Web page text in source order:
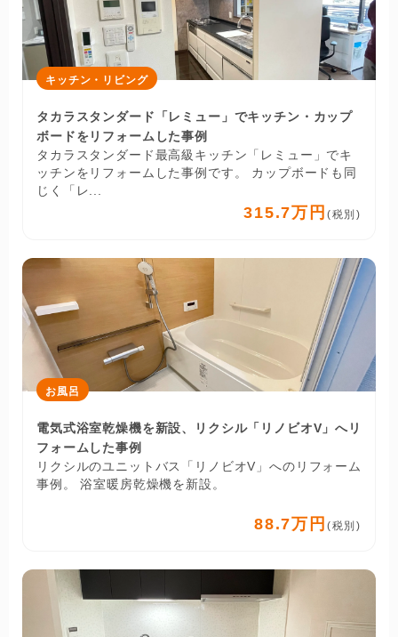
キッチン・リビング
タカラスタンダード「レミュー」でキッチン・カップ
ボードをリフォームした事例
タカラスタンダード最高級キッチン「レミュー」でキ
ッチンをリフォームした事例です。 カップボードも同
じく「レ...
315.7万円 (税別)
お風呂
電気式浴室乾燥機を新設、リクシル「リノビオV」へリ
フォームした事例
リクシルのユニットバス「リノビオV」へのリフォーム
事例。 浴室暖房乾燥機を新設。
88.7万円 (税別)